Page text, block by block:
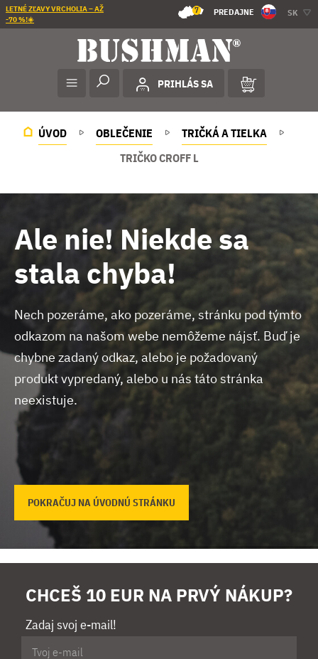
LETNÉ ZĽAVY VRCHOLIA – AŽ
-70 %!☀️
7 PREDAJNE SK
PRIHLÁS SA
ÚVOD OBLEČENIE
TRIČKÁ A TIELKA
TRIČKO CROFF L
Ale nie! Niekde sa
stala chyba!
Nech pozeráme, ako pozeráme, stránku pod týmto
odkazom na našom webe nemôžeme nájsť. Buď je
chybne zadaný odkaz, alebo je požadovaný
produkt vypredaný, alebo u nás táto stránka
neexistuje.
POKRAČUJ NA ÚVODNÚ STRÁNKU
CHCEŠ 10 EUR NA PRVÝ NÁKUP?
Zadaj svoj e-mail!